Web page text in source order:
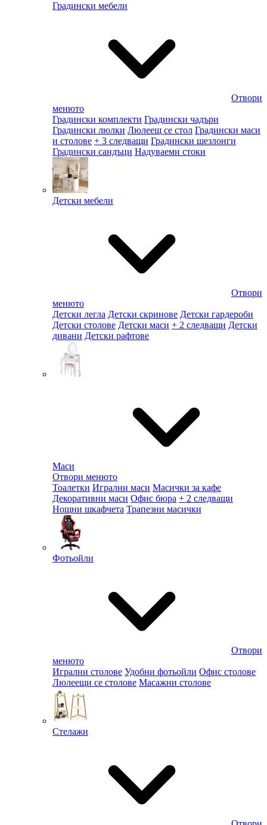
Градински мебели
Отвори
менюто
Градински комплекти Градински чадъри
Градински люлки Люлеещ се стол Градински маси
и столове + 3 следващи Градински шезлонги
Градински сандъци Надуваеми стоки
Детски мебели
Отвори
менюто
Детски легла Детски скринове Детски гардероби
Детски столове Детски маси + 2 следващи Детски
дивани Детски рафтове
Маси
Отвори менюто
Тоалетки Игрални маси Масички за кафе
Декоративни маси Офис бюра + 2 следващи
Нощни шкафчета Трапезни масички
Фотьойли
Отвори
менюто
Игрални столове Удобни фотьойли Офис столове
Люлеещи се столове Масажни столове
Стелажи